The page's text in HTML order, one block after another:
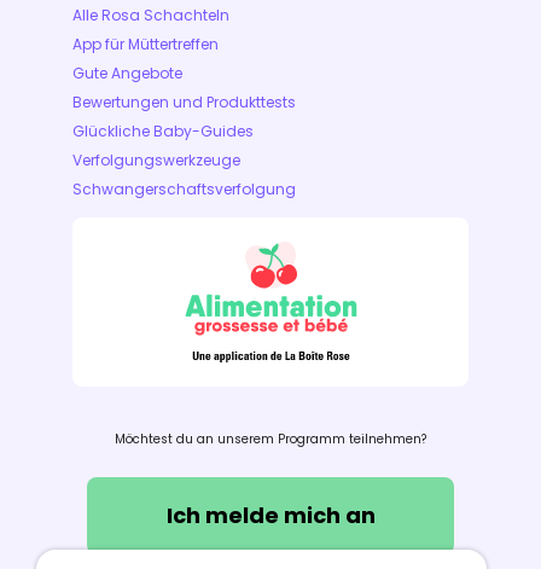
Alle Rosa Schachteln
App für Müttertreffen
Gute Angebote
Bewertungen und Produkttests
Glückliche Baby-Guides
Verfolgungswerkzeuge
Schwangerschaftsverfolgung
Möchtest du an unserem Programm teilnehmen?
Ich melde mich an